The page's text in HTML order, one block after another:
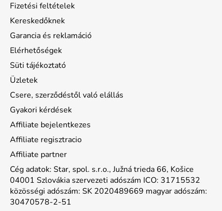
Fizetési feltételek
Kereskedőknek
Garancia és reklamáció
Elérhetőségek
Süti tájékoztató
Üzletek
Csere, szerződéstől való elállás
Gyakori kérdések
Affiliate bejelentkezes
Affiliate regisztracio
Affiliate partner
Cég adatok: Star, spol. s.r.o., Južná trieda 66, Košice
04001 Szlovákia szervezeti adószám ICO: 31715532
közösségi adószám: SK 2020489669 magyar adószám:
30470578-2-51